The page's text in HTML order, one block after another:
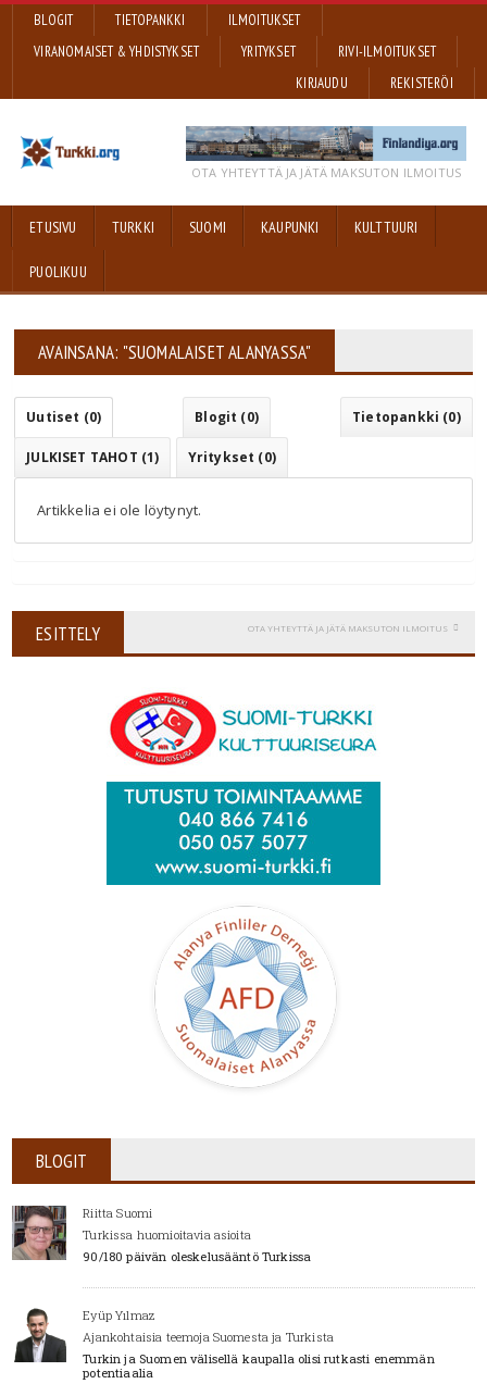
BLOGIT TIETOPANKKI
ILMOITUKSET
VIRANOMAISET & YHDISTYKSET
YRITYKSET
RIVI-ILMOITUKSET
REKISTERÖI
KIRJAUDU
OTA YHTEYTTÄ JA JÄTÄ MAKSUTON ILMOITUS
ETUSIVU TURKKI SUOMI KAUPUNKI KULTTUURI
PUOLIKUU
AVAINSANA: "SUOMALAISET ALANYASSA"
Uutiset (0) Blogit (0) Tietopankki (0)
JULKISET TAHOT (1) Yritykset (0)
Artikkelia ei ole löytynyt.
ESITTELY OTA YHTEYTTÄ JA JÄTÄ MAKSUTON ILMOITUS
BLOGIT
Riitta Suomi
Turkissa huomioitavia asioita
90/180 päivän oleskelusääntö Turkissa
Eyüp Yılmaz
Ajankohtaisia teemoja Suomesta ja Turkista
Turkin ja Suomen välisellä kaupalla olisi rutkasti enemmän
potentiaalia